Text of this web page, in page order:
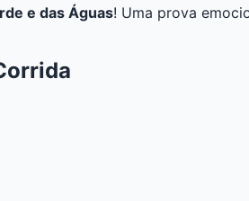
e das Águas! Uma prova